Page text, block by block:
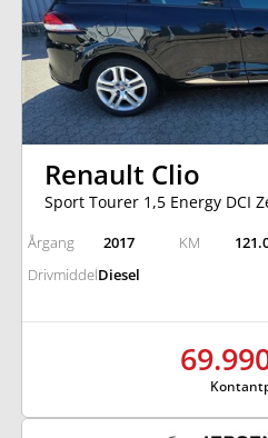
Renault Clio
Sport Tourer 1,5 Energy DCI
2017
Årgang
KM
Diesel
Drivmiddel